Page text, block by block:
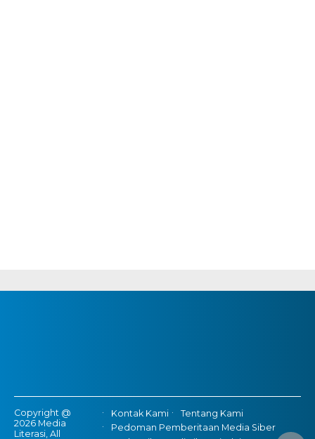
Copyright @
2026 Media
Literasi, All
Kontak Kami
Tentang Kami
Pedoman Pemberitaan Media Siber